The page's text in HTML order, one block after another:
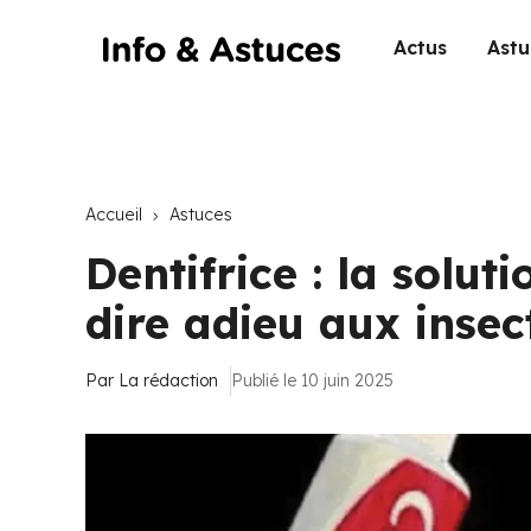
Actus
Accueil Astuces
Dentifrice : la
dire adieu aux
Par La rédaction Publié le 10 juin 2025